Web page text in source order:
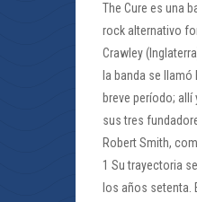
The Cure es una
rock alternativo
Crawley
la banda se llamó
breve período; allí
sus tres
Robert Smith,
1 Su trayectoria
los años setenta.